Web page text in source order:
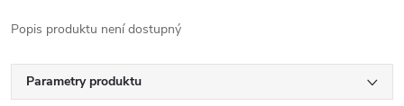
Popis produktu není dostupný
Parametry produktu